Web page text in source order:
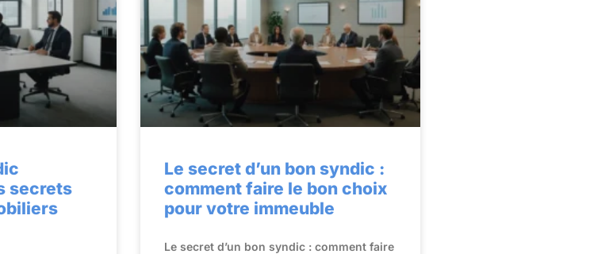
secrets
Le secret d’un bon syndic :
comment faire le bon choix
pour votre immeuble
Le secret d’un bon syndic : comment faire